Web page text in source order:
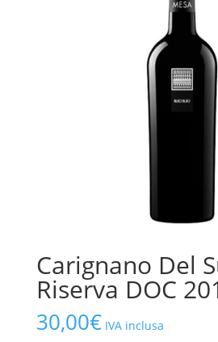
Carignano Del
Riserva DOC
30,00€ IVA inclusa